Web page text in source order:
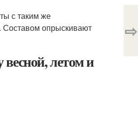
с таким же
Составом опрыскивают
летом и
⇨